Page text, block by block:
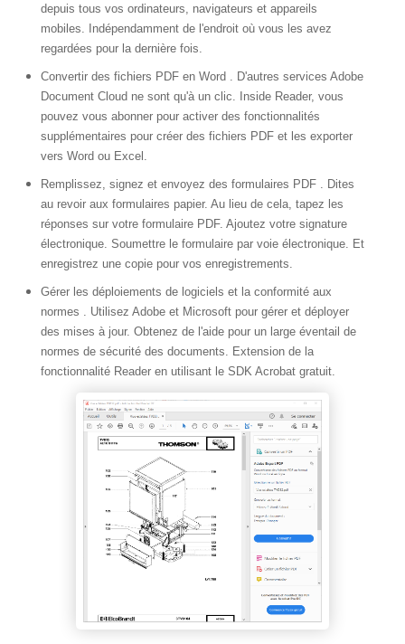
depuis tous vos ordinateurs, navigateurs et appareils
mobiles. Indépendamment de l'endroit où vous les avez
regardées pour la dernière fois.
Convertir des fichiers PDF en Word . D'autres services Adobe
Document Cloud ne sont qu'à un clic. Inside Reader, vous
pouvez vous abonner pour activer des fonctionnalités
supplémentaires pour créer des fichiers PDF et les exporter
vers Word ou Excel.
Remplissez, signez et envoyez des formulaires PDF . Dites
au revoir aux formulaires papier. Au lieu de cela, tapez les
réponses sur votre formulaire PDF. Ajoutez votre signature
électronique. Soumettre le formulaire par voie électronique. Et
enregistrez une copie pour vos enregistrements.
Gérer les déploiements de logiciels et la conformité aux
normes . Utilisez Adobe et Microsoft pour gérer et déployer
des mises à jour. Obtenez de l'aide pour un large éventail de
normes de sécurité des documents. Extension de la
fonctionnalité Reader en utilisant le SDK Acrobat gratuit.